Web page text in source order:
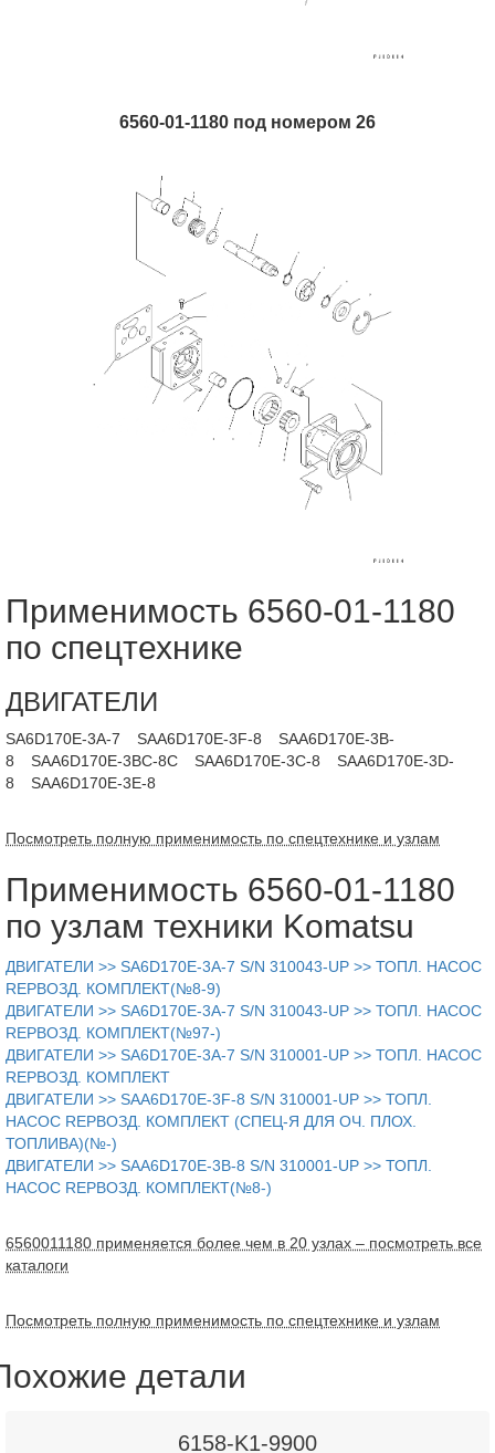
6560-01-1180 под номером 26
Применимость 6560-01-1180
по спецтехнике
ДВИГАТЕЛИ
SA6D170E-3A-7 SAA6D170E-3F-8
SAA6D170E-3B-
8
SAA6D170E-3BC-8C SAA6D170E-3C-8
SAA6D170E-3D-
8
SAA6D170E-3E-8
Посмотреть полную применимость по спецтехнике и узлам
Применимость 6560-01-1180
по узлам техники Komatsu
ДВИГАТЕЛИ >> SA6D170E-3A-7 S/N 310043-UP >> ТОПЛ. НАСОС
REPВОЗД. КОМПЛЕКТ(№8-9)
ДВИГАТЕЛИ >> SA6D170E-3A-7 S/N 310043-UP >> ТОПЛ. НАСОС
REPВОЗД. КОМПЛЕКТ(№97-)
ДВИГАТЕЛИ >> SA6D170E-3A-7 S/N 310001-UP >> ТОПЛ. НАСОС
REPВОЗД. КОМПЛЕКТ
ДВИГАТЕЛИ >> SAA6D170E-3F-8 S/N 310001-UP >> ТОПЛ.
НАСОС REPВОЗД. КОМПЛЕКТ (СПЕЦ-Я ДЛЯ ОЧ. ПЛОХ.
ТОПЛИВА)(№-)
ДВИГАТЕЛИ >> SAA6D170E-3B-8 S/N 310001-UP >> ТОПЛ.
НАСОС REPВОЗД. КОМПЛЕКТ(№8-)
6560011180 применяется более чем в 20 узлах – посмотреть все
каталоги
Посмотреть полную применимость по спецтехнике и узлам
детали
6158-K1-9900